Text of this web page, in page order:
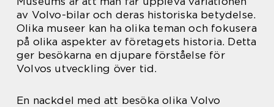
av Volvo-bilar och deras historiska betydelse.
Olika museer kan ha olika teman och fokusera
på olika aspekter av företagets historia. Detta
ger besökarna en djupare förståelse för
Volvos utveckling över tid.
En nackdel med att besöka olika Volvo